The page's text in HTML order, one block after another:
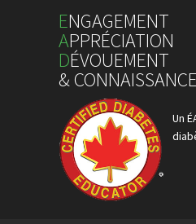
ENGAGEMENT
APPRÉCIATION
DÉVOUEMENT
& CONNAISSANCE
Un